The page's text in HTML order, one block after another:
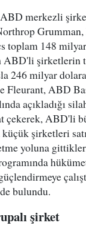
merkezli
Grumman,
toplam 148
ABD'li şirketlerin
246 milyar
Fleurant, ABD
açıkladığı
çekerek, ABD'li
şirketleri
yoluna
bulundu.
şirket